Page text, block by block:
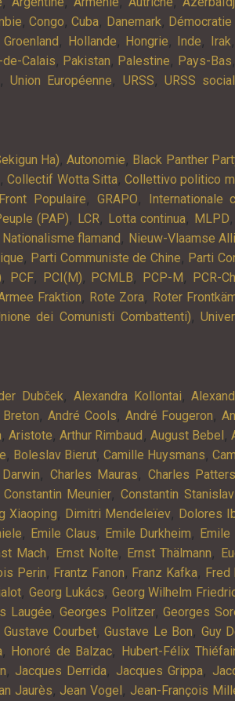
,Congo,Cuba, Danemark,
Groenland , Hollande, Hongrie, Inde, Irak,
Calais, Pakistan, Palestine, Pays-Bas,
,Union Européenne, URSS,URSS
Ha),Autonomie, Black Panther
,Collectif Wotta Sitta,Collettivo politico
Front Populaire, GRAPO, Internationale
(PAP), LCR, Lotta continua, MLPD,
Nationalisme flamand , Nieuw-Vlaamse
, Parti Communiste de Chine, Parti
, PCF, PCI(M), PCMLB, PCP-M , PCR-
Fraktion, Rote Zora, Roter
dei Comunisti Combattenti),
Dubček, Alexandra Kollontai,
, André Cools, André Fougeron,
,Aristote,Arthur Rimbaud , August Bebel ,
, Boleslav Bierut, Camille Huysmans,
, Charles Mauras, Charles
Constantin Meunier,Constantin
Xiaoping, Dimitri Mendeleïev, Dolores
, Emile Claus, Emile Durkheim, Emile
Mach, Ernst Nolte, Ernst Thälmann,
Perin, Frantz Fanon, Franz Kafka, Fred
, Georg Lukács, Georg Wilhelm
Laugée,Georges Politzer,Georges
Gustave Courbet,Gustave Le Bon, Guy
, Honoré de Balzac, Hubert-Félix
, Jacques Derrida, Jacques Grippa,
Jaurès, Jean Vogel , Jean-François